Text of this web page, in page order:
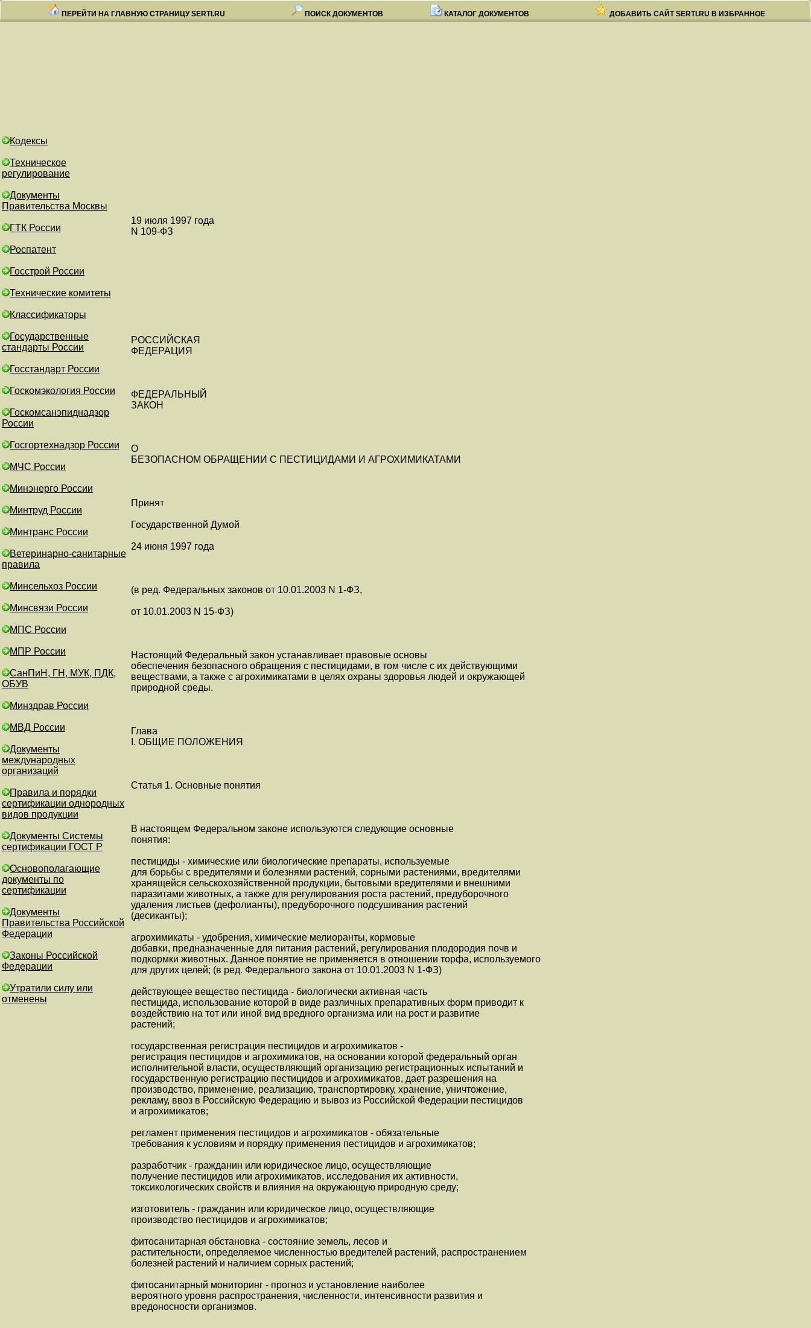
ПЕРЕЙТИ НА ГЛАВНУЮ СТРАНИЦУ SERTI.RU ПОИСК ДОКУМЕНТОВ КАТАЛОГ ДОКУМЕНТОВ ДОБАВИТЬ САЙТ SERTI.RU В ИЗБРАННОЕ
Кодексы
Техническое
регулирование
Документы
Правительства Москвы
ГТК России
Роспатент
Госстрой России
Технические комитеты
Классификаторы
Государственные
стандарты России
Госстандарт России
Госкомэкология России
Госкомсанэпиднадзор
России
Госгортехнадзор России
МЧС России
Минэнерго России
Минтруд России
Минтранс России
Ветеринарно-санитарные
правила
Минсельхоз России
Минсвязи России
МПС России
МПР России
СанПиН, ГН, МУК, ПДК,
ОБУВ
Минздрав России
МВД России
Документы
международных
организаций
Правила и порядки
сертификации однородных
видов продукции
Документы Системы
сертификации ГОСТ Р
Основополагающие
документы по
сертификации
Документы
Правительства Российской
Федерации
Законы Российской
Федерации
Утратили силу или
отменены
19 июля 1997 года
N 109-ФЗ
РОССИЙСКАЯ
ФЕДЕРАЦИЯ
ФЕДЕРАЛЬНЫЙ
ЗАКОН
О
БЕЗОПАСНОМ ОБРАЩЕНИИ С ПЕСТИЦИДАМИ И АГРОХИМИКАТАМИ
Принят
Государственной Думой
24 июня 1997 года
(в ред. Федеральных законов от 10.01.2003 N 1-ФЗ,
от 10.01.2003 N 15-ФЗ)
Настоящий Федеральный закон устанавливает правовые основы
обеспечения безопасного обращения с пестицидами, в том числе с их действующими
веществами, а также с агрохимикатами в целях охраны здоровья людей и окружающей
природной среды.
Глава
I. ОБЩИЕ ПОЛОЖЕНИЯ
Статья 1. Основные понятия
В настоящем Федеральном законе используются следующие основные
понятия:
пестициды - химические или биологические препараты, используемые
для борьбы с вредителями и болезнями растений, сорными растениями, вредителями
хранящейся сельскохозяйственной продукции, бытовыми вредителями и внешними
паразитами животных, а также для регулирования роста растений, предуборочного
удаления листьев (дефолианты), предуборочного подсушивания растений
(десиканты);
агрохимикаты - удобрения, химические мелиоранты, кормовые
добавки, предназначенные для питания растений, регулирования плодородия почв и
подкормки животных. Данное понятие не применяется в отношении торфа, используемого
для других целей; (в ред. Федерального закона от 10.01.2003 N 1-ФЗ)
действующее вещество пестицида - биологически активная часть
пестицида, использование которой в виде различных препаративных форм приводит к
воздействию на тот или иной вид вредного организма или на рост и развитие
растений;
государственная регистрация пестицидов и агрохимикатов -
регистрация пестицидов и агрохимикатов, на основании которой федеральный орган
исполнительной власти, осуществляющий организацию регистрационных испытаний и
государственную регистрацию пестицидов и агрохимикатов, дает разрешения на
производство, применение, реализацию, транспортировку, хранение, уничтожение,
рекламу, ввоз в Российскую Федерацию и вывоз из Российской Федерации пестицидов
и агрохимикатов;
регламент применения пестицидов и агрохимикатов - обязательные
требования к условиям и порядку применения пестицидов и агрохимикатов;
разработчик - гражданин или юридическое лицо, осуществляющие
получение пестицидов или агрохимикатов, исследования их активности,
токсикологических свойств и влияния на окружающую природную среду;
изготовитель - гражданин или юридическое лицо, осуществляющие
производство пестицидов и агрохимикатов;
фитосанитарная обстановка - состояние земель, лесов и
растительности, определяемое численностью вредителей растений, распространением
болезней растений и наличием сорных растений;
фитосанитарный мониторинг - прогноз и установление наиболее
вероятного уровня распространения, численности, интенсивности развития и
вредоносности организмов.